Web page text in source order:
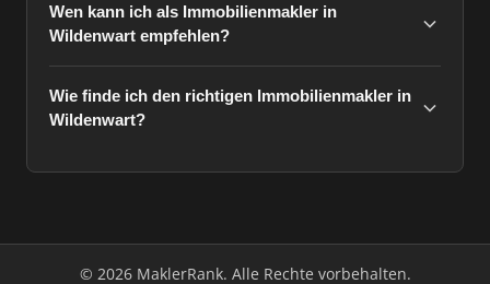
Wen kann ich als Immobilienmakler in
Wildenwart empfehlen?
Wie finde ich den richtigen Immobilienmakler in
Wildenwart?
© 2026 MaklerRank. Alle Rechte vorbehalten.